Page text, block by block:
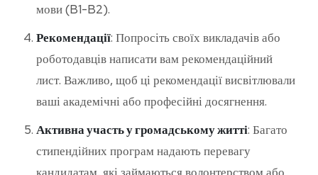
мови (B1-B2).
Рекомендації: Попросіть своїх викладачів або
роботодавців написати вам рекомендаційний
лист. Важливо, щоб ці рекомендації висвітлювали
ваші академічні або професійні досягнення.
Активна участь у громадському житті: Багато
стипендійних програм надають перевагу